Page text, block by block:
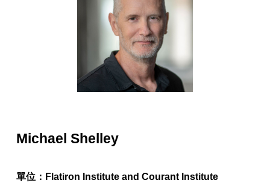
Michael Shelley
單位： Flatiron Institute and Courant Institute